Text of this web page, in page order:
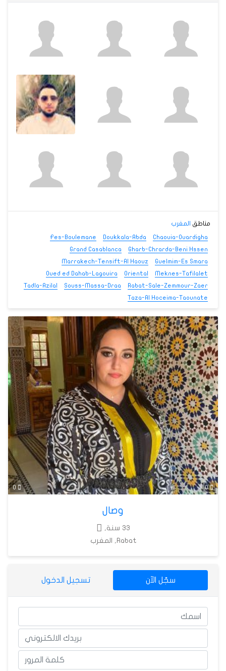
مناطق المغرب
Chaouia-Ouardigha
Doukkala-Abda
Fes-Boulemane
Gharb-Chrarda-Beni Hssen
Grand Casablanca
Guelmim-Es Smara
Marrakech-Tensift-Al Haouz
Meknes-Tafilalet
Oriental
Oued ed Dahab-Lagouira
Rabat-Sale-Zemmour-Zaer
Souss-Massa-Draa
Tadla-Azilal
Taza-Al Hoceima-Taounate
0
وصال
33 سنة,
Rabat, المغرب
سجّل الآن تسجيل الدخول